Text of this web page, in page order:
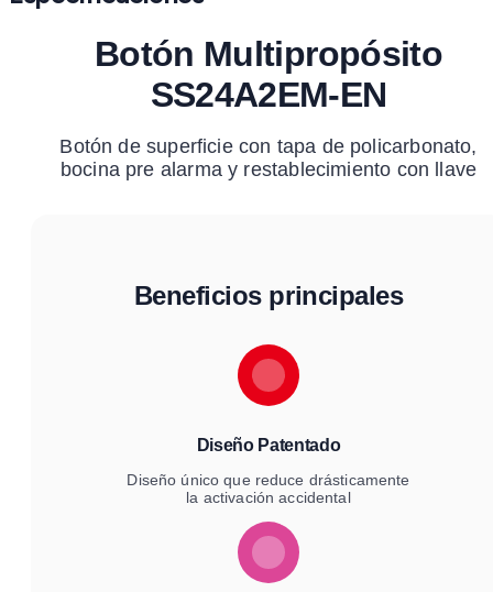
Botón Multipropósito
SS24A2EM-EN
Botón de superficie con tapa de policarbonato,
bocina pre alarma y restablecimiento con llave
Beneficios principales
Diseño Patentado
Diseño único que reduce drásticamente
la activación accidental